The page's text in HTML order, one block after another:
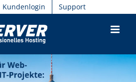
Kundenlogin Support